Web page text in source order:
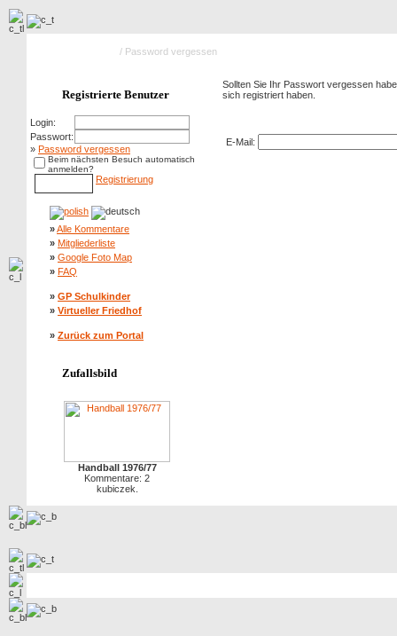
/ Password vergessen
Registrierte Benutzer
Login:
Passwort:
» Password vergessen
Beim nächsten Besuch automatisch
anmelden?
Registrierung
»Alle Kommentare
» Mitgliederliste
» Google Foto Map
» FAQ
» GP Schulkinder
» Virtueller Friedhof
» Zurück zum Portal
Zufallsbild
Handball 1976/77
Kommentare: 2
kubiczek.
Sollten Sie Ihr Passwort vergessen
sich registriert haben.
E-Mail: